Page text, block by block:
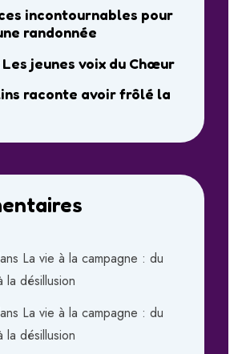
incontournables pour
randonnée
Les jeunes voix du Chœur
raconte avoir frôlé la
La vie à la campagne : du
la désillusion
La vie à la campagne : du
la désillusion